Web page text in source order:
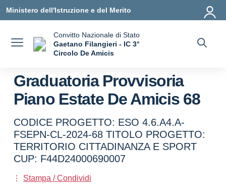
Ministero dell'Istruzione e del Merito
Convitto Nazionale di Stato
Gaetano Filangieri - IC 3°
Circolo De Amicis
Graduatoria Provvisoria
Piano Estate De Amicis 68
CODICE PROGETTO: ESO 4.6.A4.A-
FSEPN-CL-2024-68 TITOLO PROGETTO:
TERRITORIO CITTADINANZA E SPORT
CUP: F44D24000690007
Stampa / Condividi